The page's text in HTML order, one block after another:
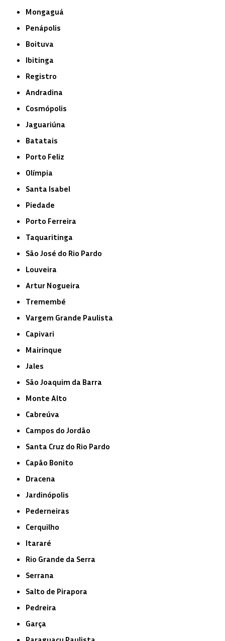
Mongaguá
Penápolis
Boituva
Ibitinga
Registro
Andradina
Cosmópolis
Jaguariúna
Batatais
Porto Feliz
Olímpia
Santa Isabel
Piedade
Porto Ferreira
Taquaritinga
São José do Rio Pardo
Louveira
Artur Nogueira
Tremembé
Vargem Grande Paulista
Capivari
Mairinque
Jales
São Joaquim da Barra
Monte Alto
Cabreúva
Campos do Jordão
Santa Cruz do Rio Pardo
Capão Bonito
Dracena
Jardinópolis
Pederneiras
Cerquilho
Itararé
Rio Grande da Serra
Serrana
Salto de Pirapora
Pedreira
Garça